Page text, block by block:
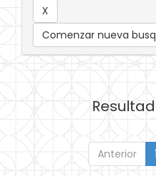
Comenzar nueva
Anterior 1